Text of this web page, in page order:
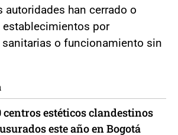
autoridades han cerrado o
por
sanitarias o funcionamiento sin
centros estéticos clandestinos
este año en Bogotá